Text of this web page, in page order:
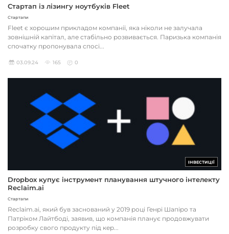
Стартап із лізингу ноутбуків Fleet
Стартапи
Fleet є хорошим прикладом компанії, яка ніколи не залучала
зовнішній капітал, але стабільно розвивається. Паризька компанія
спочатку пропонувала спосі...
03.09.24 165 0
ІНВЕСТИЦІЇ
Dropbox купує інструмент планування штучного інтелекту
Reclaim.ai
Стартапи
Reclaim.ai, який був заснований у 2019 році Генрі Шапіро та
Патріком Лайтбоді, заявив, що компанія планує продовжувати
розробку свого продукту під кер...